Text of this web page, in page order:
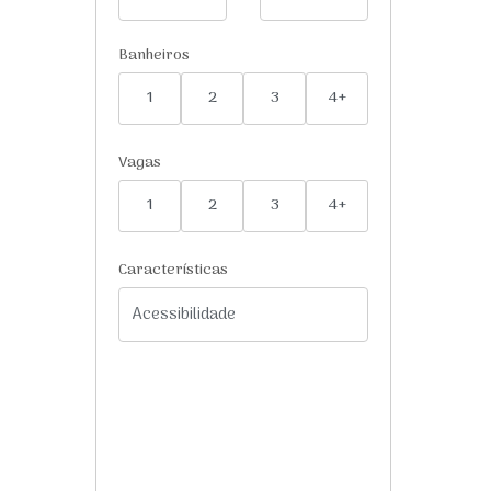
Banheiros
1
2 3 4+
Vagas
1
2 3 4+
Características